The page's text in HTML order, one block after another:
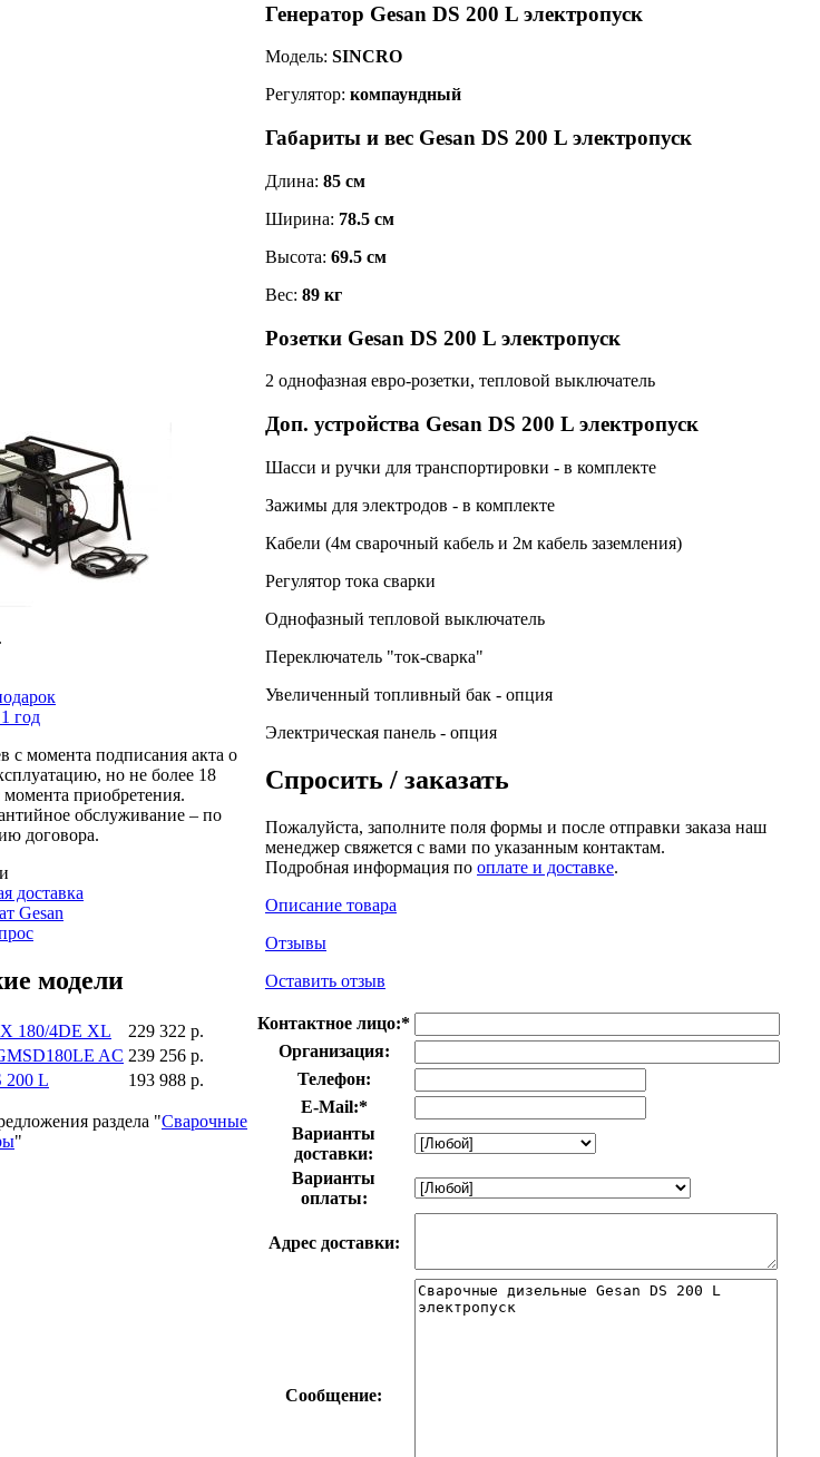
год
с момента подписания акта о
но не более 18
момента приобретения.
обслуживание – по
договора.
доставка
Gesan
модели
180/4DE XL
229 322 р.
AC 239 256 р.
200 L
193 988 р.
раздела "Сварочные
"
Генератор Gesan DS 200 L электропуск
Модель: SINCRO
Регулятор: компаундный
Габариты и вес Gesan DS 200 L электропуск
Длина: 85 см
Ширина: 78.5 см
Высота: 69.5 см
Вес: 89 кг
Розетки Gesan DS 200 L электропуск
2 однофазная евро-розетки, тепловой выключатель
Доп. устройства Gesan DS 200 L электропуск
Шасси и ручки для транспортировки - в комплекте
Зажимы для электродов - в комплекте
Кабели (4м сварочный кабель и 2м кабель заземления)
Регулятор тока сварки
Однофазный тепловой выключатель
Переключатель "ток-сварка"
Увеличенный топливный бак - опция
Электрическая панель - опция
Спросить / заказать
Пожалуйста, заполните поля формы и после отправки заказа наш
менеджер свяжется с вами по указанным контактам.
Подробная информация по оплате и доставке.
Описание товара
Отзывы
Оставить отзыв
Контактное лицо:*
Организация:
Телефон:
E-Mail:*
Варианты
доставки:
Варианты
оплаты:
Адрес доставки:
Сообщение: